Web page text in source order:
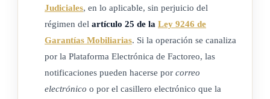
publicidad en los procesos de descuento para todos los
usuarios, agilizando los trámites y requisitos necesarios
para formalizar el proceso de cesión, eliminando la
presentación física de los documentos de cesión de cada
una de las partes involucradas en el proceso, para que
únicamente permanezca el archivo electrónico, lo
Judiciales, en lo aplicable, sin perjuicio del
régimen del artículo 25 de la Ley 9246 de
Garantías Mobiliarias. Si la operación se canaliza
por la Plataforma Electrónica de Factoreo, las
notificaciones pueden hacerse por correo
electrónico o por el casillero electrónico que la